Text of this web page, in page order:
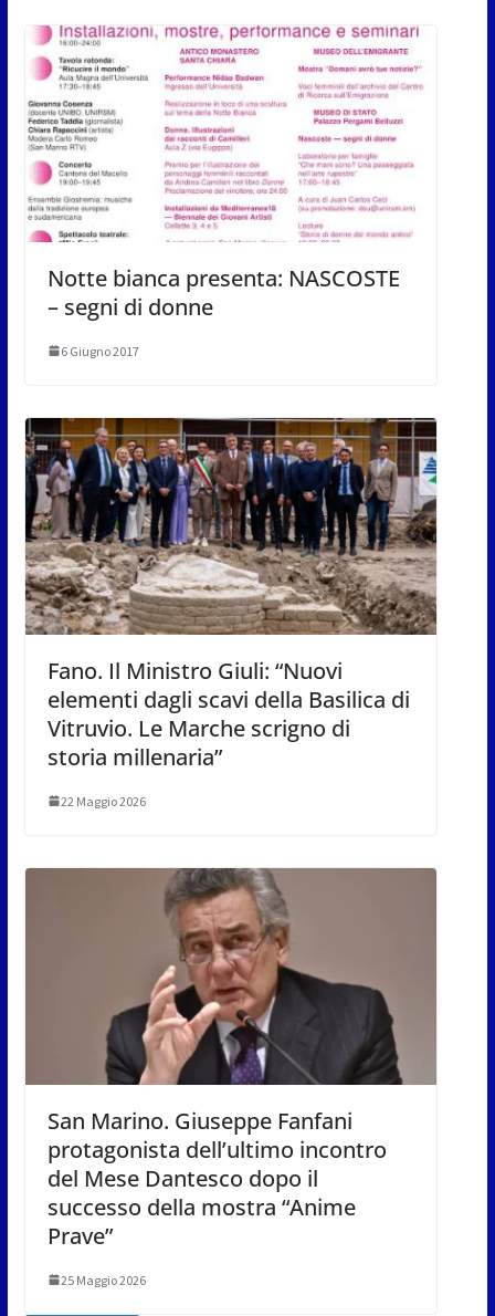
Notte bianca presenta: NASCOSTE
– segni di donne
6 Giugno 2017
Fano. Il Ministro Giuli: “Nuovi
elementi dagli scavi della Basilica di
Vitruvio. Le Marche scrigno di
storia millenaria”
22 Maggio 2026
San Marino. Giuseppe Fanfani
protagonista dell’ultimo incontro
del Mese Dantesco dopo il
successo della mostra “Anime
Prave”
25 Maggio 2026